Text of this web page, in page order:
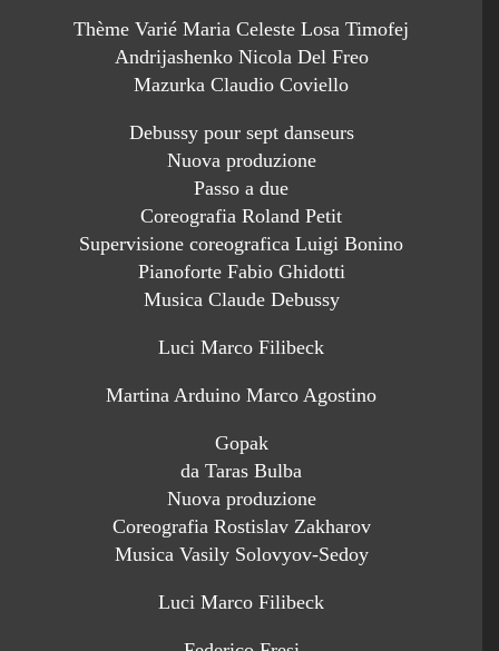
Thème Varié Maria Celeste Losa Timofej
Andrijashenko Nicola Del Freo
Mazurka Claudio Coviello
Debussy pour sept danseurs
Nuova produzione
Passo a due
Coreografia Roland Petit
Supervisione coreografica Luigi Bonino
Pianoforte Fabio Ghidotti
Musica Claude Debussy
Luci Marco Filibeck
Martina Arduino Marco Agostino
Gopak
da Taras Bulba
Nuova produzione
Coreografia Rostislav Zakharov
Musica Vasily Solovyov-Sedoy
Luci Marco Filibeck